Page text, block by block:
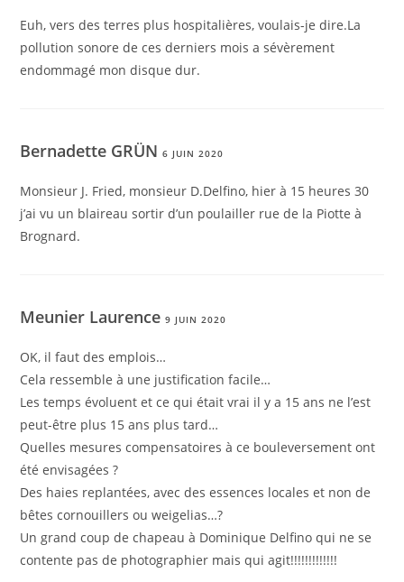
Euh, vers des terres plus hospitalières, voulais-je dire.La
pollution sonore de ces derniers mois a sévèrement
endommagé mon disque dur.
Bernadette GRÜN6 JUIN 2020
Monsieur J. Fried, monsieur D.Delfino, hier à 15 heures 30
j’ai vu un blaireau sortir d’un poulailler rue de la Piotte à
Brognard.
Meunier Laurence9 JUIN 2020
OK, il faut des emplois…
Cela ressemble à une justification facile…
Les temps évoluent et ce qui était vrai il y a 15 ans ne l’est
peut-être plus 15 ans plus tard…
Quelles mesures compensatoires à ce bouleversement ont
été envisagées ?
Des haies replantées, avec des essences locales et non de
bêtes cornouillers ou weigelias…?
Un grand coup de chapeau à Dominique Delfino qui ne se
contente pas de photographier mais qui agit!!!!!!!!!!!!!